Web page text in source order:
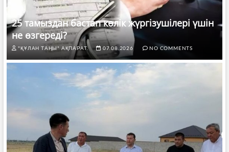
25 тамыздан бастап көлік жүргізушілері үшін
не өзгереді?
"ҚҰЛАН ТАҢЫ" АҚПАРАТ. 07.08.2026 NO COMMENTS